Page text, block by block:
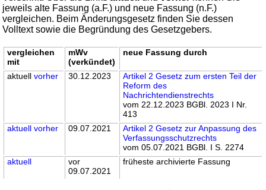
jeweils alte Fassung (a.F.) und neue Fassung (n.F.)
vergleichen. Beim Änderungsgesetz finden Sie dessen
Volltext sowie die Begründung des Gesetzgebers.
vergleichen
mit
mWv
(verkündet)
neue Fassung durch
aktuellvorher 30.12.2023
Artikel 2 Gesetz zum ersten Teil der
Reform des
Nachrichtendienstrechts
vom 22.12.2023 BGBl. 2023 I Nr.
413
aktuell vorher 09.07.2021
Artikel 2 Gesetz zur Anpassung des
Verfassungsschutzrechts
vom 05.07.2021 BGBl. I S. 2274
aktuell
vor
09.07.2021
früheste archivierte Fassung